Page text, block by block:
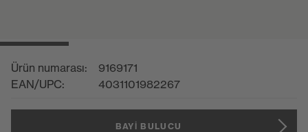
Ürün numarası:
9169171
EAN/UPC:
4031101982267
BAYI BULUCU